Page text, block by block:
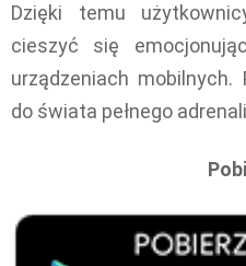
Dzięki temu
cieszyć się
urządzeniach mobilnych.
do świata pełnego